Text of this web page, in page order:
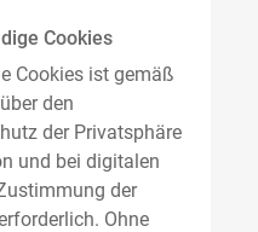
Cookies
Cookies ist gemäß
den
der Privatsphäre
und bei digitalen
der
Ohne